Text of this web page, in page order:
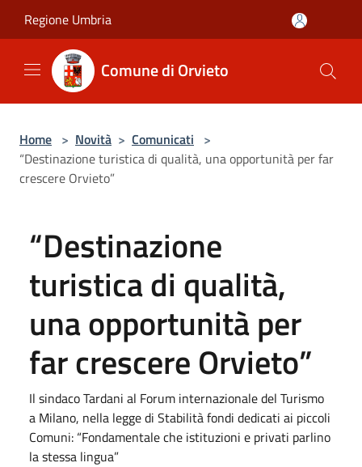
Regione Umbria
Comune di Orvieto
Home > Novità > Comunicati >
“Destinazione turistica di qualità, una opportunità per far
crescere Orvieto”
“Destinazione
turistica di qualità,
una opportunità per
far crescere Orvieto”
Il sindaco Tardani al Forum internazionale del Turismo
a Milano, nella legge di Stabilità fondi dedicati ai piccoli
Comuni: “Fondamentale che istituzioni e privati parlino
la stessa lingua”